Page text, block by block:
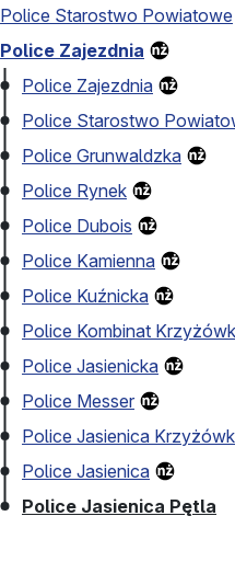
Police Starostwo Powiatowe
Police Zajezdnia
Police Zajezdnia
Police Starostwo
Police Grunwaldzka
Police Rynek
Police Dubois
Police Kamienna
Police Kuźnicka
Police Kombinat
Police Jasienicka
Police Messer
Police Jasienica
Police Jasienica
Police Jasienica Pętla